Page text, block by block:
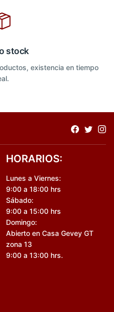
stock
existencia en tiempo
HORARIOS:
Lunes a Viernes:
9:00 a 18:00 hrs
Sábado:
9:00 a 15:00 hrs
Domingo:
Abierto en Casa Gevey GT
zona 13
9:00 a 13:00 hrs.